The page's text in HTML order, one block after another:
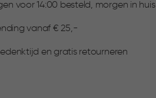
voor 14:00 besteld, morgen in huis
vanaf € 25,-
en gratis retourneren
▶